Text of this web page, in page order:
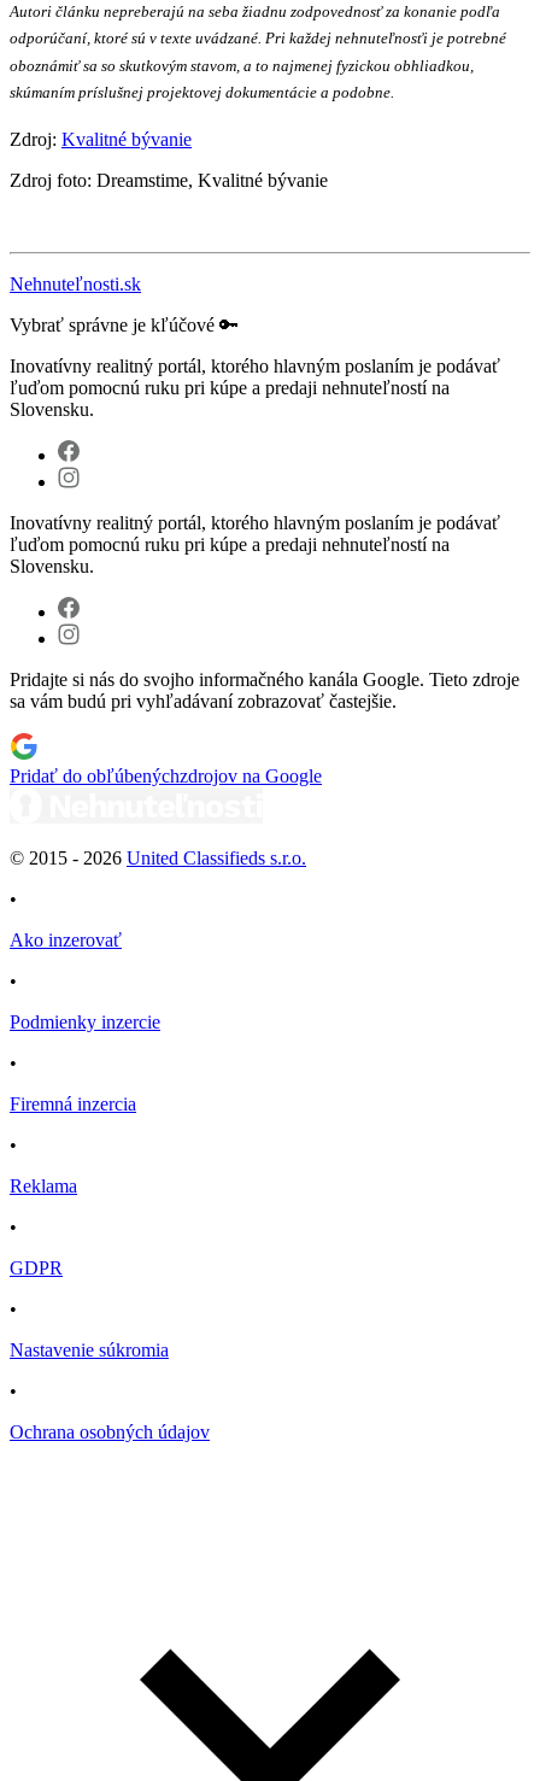
Autori článku nepreberajú na seba žiadnu zodpovednosť za konanie podľa
odporúčaní, ktoré sú v texte uvádzané. Pri každej nehnuteľnosťi je potrebné
oboznámiť sa so skutkovým stavom, a to najmenej fyzickou obhliadkou,
skúmaním príslušnej projektovej dokumentácie a podobne.
Zdroj: Kvalitné bývanie
Zdroj foto: Dreamstime, Kvalitné bývanie
Nehnuteľnosti.sk
Vybrať správne je kľúčové 🔑
Inovatívny realitný portál, ktorého hlavným poslaním je podávať
ľuďom pomocnú ruku pri kúpe a predaji nehnuteľností na
Slovensku.
Inovatívny realitný portál, ktorého hlavným poslaním je podávať
ľuďom pomocnú ruku pri kúpe a predaji nehnuteľností na
Slovensku.
Pridajte si nás do svojho informačného kanála Google. Tieto zdroje
sa vám budú pri vyhľadávaní zobrazovať častejšie.
Pridať do obľúbenýchzdrojov na Google
© 2015 - 2026 United Classifieds s.r.o.
•
Ako inzerovať
•
Podmienky inzercie
•
Firemná inzercia
•
Reklama
•
GDPR
•
Nastavenie súkromia
•
Ochrana osobných údajov